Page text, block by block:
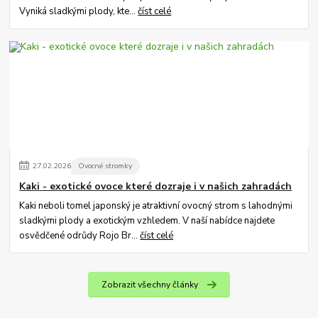
Vyniká sladkými plody, kte...číst celé
27.02.2026 Ovocné stromky
Kaki - exotické ovoce které dozraje i v našich zahradách
Kaki neboli tomel japonský je atraktivní ovocný strom s lahodnými
sladkými plody a exotickým vzhledem. V naší nabídce najdete
osvědčené odrůdy Rojo Br...číst celé
Zobrazit všechny články